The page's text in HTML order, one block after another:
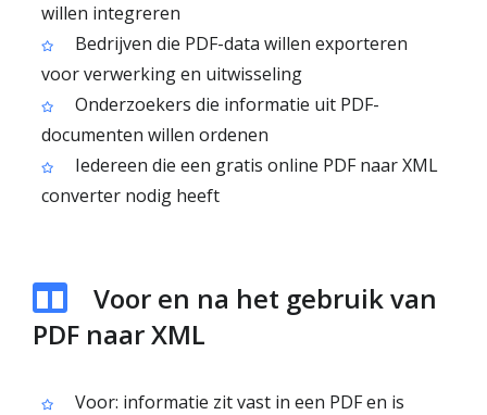
willen integreren
Bedrijven die PDF-data willen exporteren
voor verwerking en uitwisseling
Onderzoekers die informatie uit PDF-
documenten willen ordenen
Iedereen die een gratis online PDF naar XML
converter nodig heeft
Voor en na het gebruik van
PDF naar XML
Voor: informatie zit vast in een PDF en is